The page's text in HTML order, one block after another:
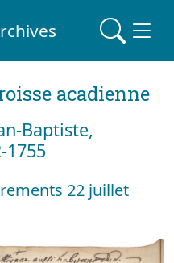
acadienne
Baptiste,
1755
22 juillet